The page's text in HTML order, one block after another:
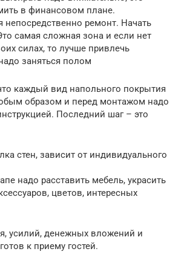
в финансовом плане.
непосредственно ремонт. Начать
самая сложная зона и если нет
силах, то лучше привлечь
заняться полом
каждый вид напольного покрытия
образом и перед монтажом надо
Последний шаг – это
стен, зависит от индивидуального
надо расставить мебель, украсить
цветов, интересных
усилий, денежных вложений и
к приему гостей.